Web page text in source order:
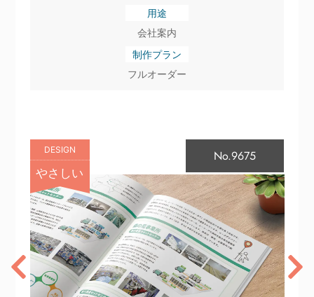
用途
会社案内
制作プラン
フルオーダー
DESIGN
やさしい
No.9675